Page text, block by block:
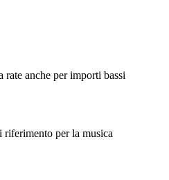
rate anche per importi bassi
per la musica